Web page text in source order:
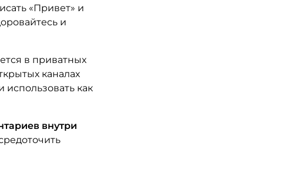
«Привет» и
и
в приватных
каналах
как
внутри